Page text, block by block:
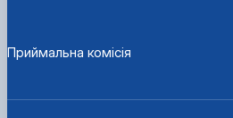
Приймальна комісія